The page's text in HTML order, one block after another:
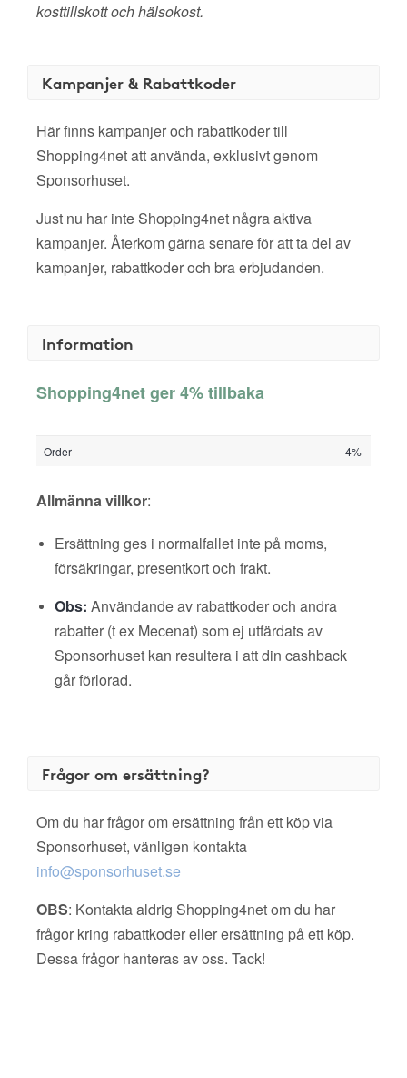
kosttillskott och hälsokost.
Kampanjer & Rabattkoder
Här finns kampanjer och rabattkoder till
Shopping4net att använda, exklusivt genom
Sponsorhuset.
Just nu har inte Shopping4net några aktiva
kampanjer. Återkom gärna senare för att ta del av
kampanjer, rabattkoder och bra erbjudanden.
Information
Shopping4net ger 4% tillbaka
Order 4%
Allmänna villkor:
Ersättning ges i normalfallet inte på moms,
försäkringar, presentkort och frakt.
Obs: Användande av rabattkoder och andra
rabatter (t ex Mecenat) som ej utfärdats av
Sponsorhuset kan resultera i att din cashback
går förlorad.
Frågor om ersättning?
Om du har frågor om ersättning från ett köp via
Sponsorhuset, vänligen kontakta
info@sponsorhuset.se
OBS: Kontakta aldrig Shopping4net om du har
frågor kring rabattkoder eller ersättning på ett köp.
Dessa frågor hanteras av oss. Tack!